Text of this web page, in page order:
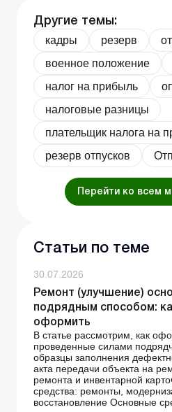
Другие темы:
кадры резерв
военное положение
налог на прибыль
налоговые разницы
плательщик налога на
резерв отпусков
Перейти ко всем
Статьи по теме
30.07.2026
Ремонт (улучшение)
подрядным способом:
оформить
В статье рассмотрим, как
проведенные силами
образцы заполнения
акта передачи объекта на
ремонта и инвентарной
средства: ремонты,
восстановление Основные